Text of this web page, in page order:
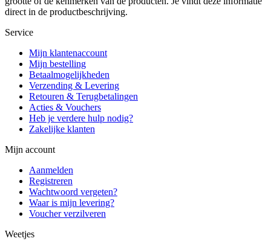
direct in de productbeschrijving.
Service
Mijn klantenaccount
Mijn bestelling
Betaalmogelijkheden
Verzending & Levering
Retouren & Terugbetalingen
Acties & Vouchers
Heb je verdere hulp nodig?
Zakelijke klanten
Mijn account
Aanmelden
Registreren
Wachtwoord vergeten?
Waar is mijn levering?
Voucher verzilveren
Weetjes